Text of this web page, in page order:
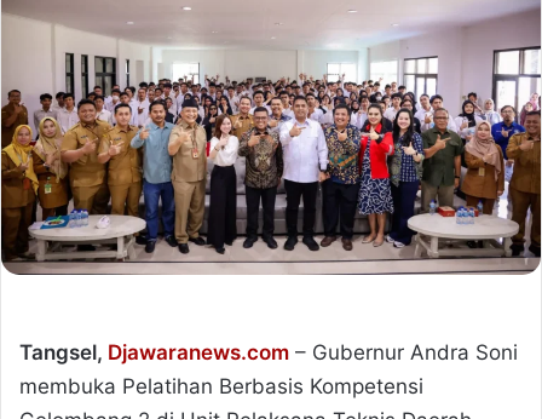
Tangsel, Djawaranews.com – Gubernur Andra Soni
membuka Pelatihan Berbasis Kompetensi